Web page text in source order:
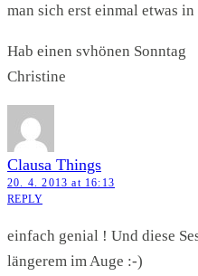
man sich erst einmal etwas
Hab einen svhönen Sonntag
Christine
Clausa Things
20. 4. 2013 at 16:13
REPLY
einfach genial ! Und diese
längerem im Auge :-)